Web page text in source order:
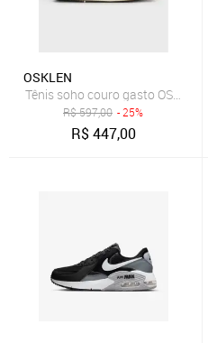
OSKLEN
Tênis soho couro gasto OSKLEN
R$597,00 - 25%
R$447,00